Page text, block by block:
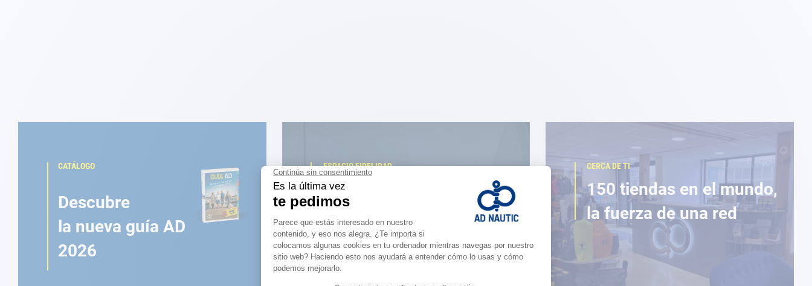
CATÁLOGO
Descubre
la nueva guía AD
2026
ESPACIO FIDELIDAD
¿Eres apasionado?
Benefíciate de ventajas
exclusivas
CERCA DE TI
150 tiendas en el mundo,
la fuerza de una red